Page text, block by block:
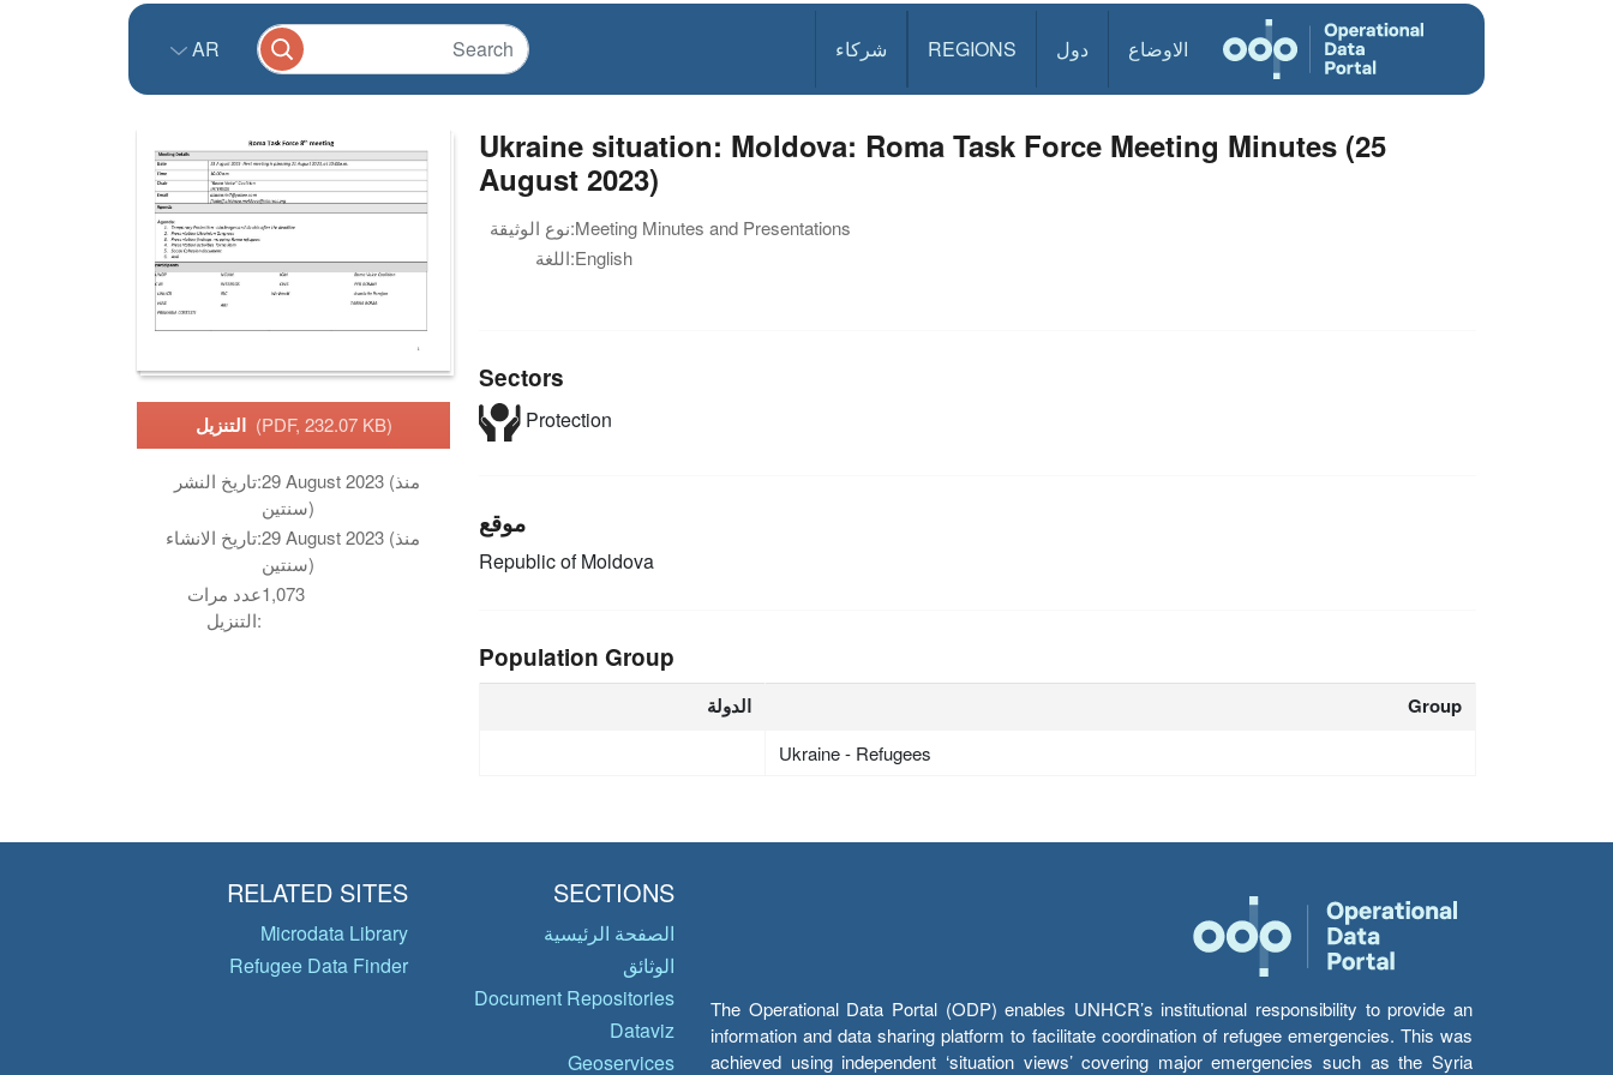
الاوضاع دول REGIONS شركاء AR
التنزيل (PDF, 232.07 KB)
تاريخ النشر:29 August 2023 (منذ
سنتين)
تاريخ الانشاء:29 August 2023 (منذ
سنتين)
عدد مرات
التنزيل:
1,073
Ukraine situation: Moldova: Roma Task Force Meeting Minutes (25
August 2023)
نوع الوثيقة:Meeting Minutes and Presentations
اللغة:English
Sectors
Protection
موقع
Republic of Moldova
Population Group
الدولة Group
Ukraine - Refugees
The Operational Data Portal (ODP) enables UNHCR’s institutional responsibility to provide an
information and data sharing platform to facilitate coordination of refugee emergencies. This was
achieved using independent ‘situation views’ covering major emergencies such as the Syria
SECTIONS
الصفحة الرئيسية
الوثائق
Document Repositories
Dataviz
Geoservices
RELATED SITES
Microdata Library
Refugee Data Finder